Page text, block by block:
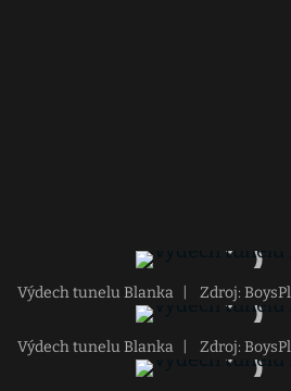
Výdech tunelu Blanka Zdroj:
Výdech tunelu Blanka Zdroj: